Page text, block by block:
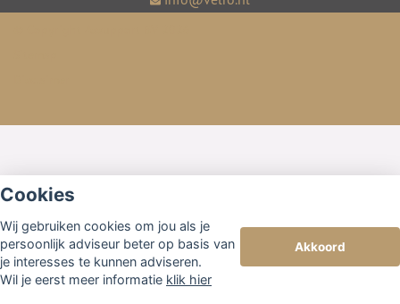
Cookies
Wij gebruiken cookies om jou als je
persoonlijk adviseur beter op basis van
je interesses te kunnen adviseren.
Wil je eerst meer informatie klik hier
Akkoord